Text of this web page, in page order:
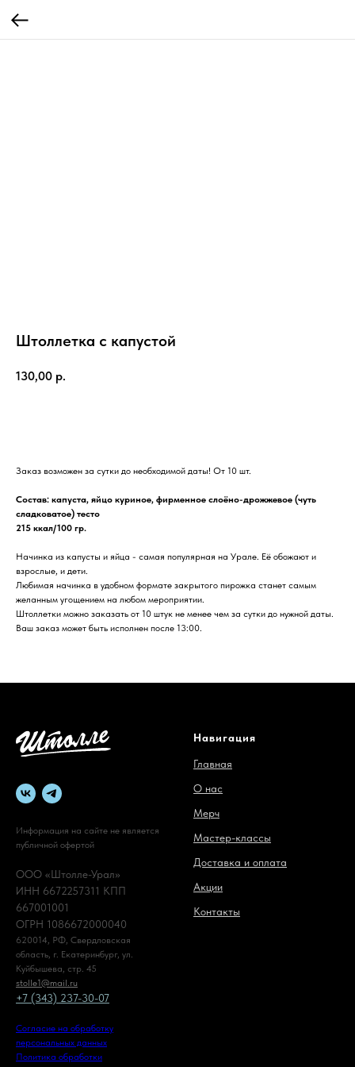
Штоллетка с капустой
130,00 р.
Заказ возможен за сутки до необходимой даты! От 10 шт.
Состав: капуста, яйцо куриное, фирменное слоёно-дрожжевое (чуть
сладковатое) тесто
215 ккал/100 гр.
Начинка из капусты и яйца - самая популярная на Урале. Её обожают и
взрослые, и дети.
Любимая начинка в удобном формате закрытого пирожка станет самым
желанным угощением на любом мероприятии.
Штоллетки можно заказать от 10 штук не менее чем за сутки до нужной даты.
Ваш заказ может быть исполнен после 13:00.
Информация на сайте не является
публичной офертой
ООО «Штолле-Урал»
ИНН 6672257311 КПП
667001001
ОГРН 1086672000040
620014, РФ, Свердловская
область, г. Екатеринбург, ул.
Куйбышева, стр. 45
stolle1@mail.ru
+7 (343) 237-30-07
Согласие на обработку
персональных данных
Политика обработки
Навигация
Главная
О нас
Мерч
Мастер-классы
Доставка и оплата
Акции
Контакты